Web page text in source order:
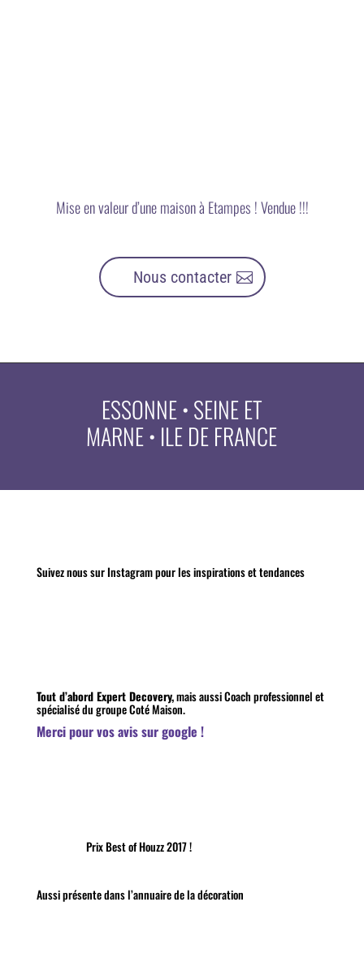
Mise en valeur d’une maison à Etampes ! Vendue !!!
Nous contacter
ESSONNE • SEINE ET
MARNE • ILE DE FRANCE
Suivez nous sur Instagram pour les inspirations et tendances
Tout d’abord Expert Decovery,mais aussi Coach professionnel et
spécialisé du groupe Coté Maison.
Merci pour vos avis sur google !
Prix Best of Houzz 2017 !
Aussi présente dans l’annuaire de la décoration